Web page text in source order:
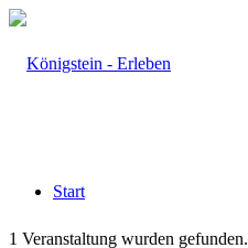
Start
1 Veranstaltung wurden gefunden.